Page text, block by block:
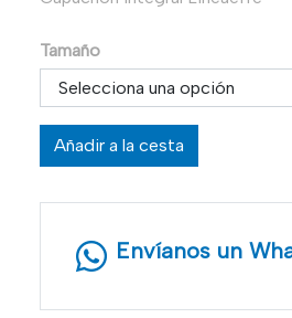
Tamaño
Añadir a la cesta
Envíanos un